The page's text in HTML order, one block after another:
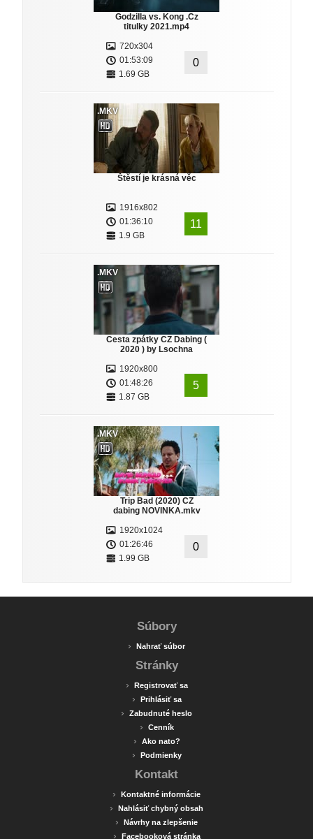
Godzilla vs. Kong .Cz
titulky 2021.mp4
720x304
01:53:09
1.69 GB
0
.MKV
Štěstí je krásná věc
1916x802
01:36:10
1.9 GB
11
.MKV
Cesta zpátky CZ Dabing (
2020 ) by Lsochna
1920x800
01:48:26
1.87 GB
5
.MKV
Trip Bad (2020) CZ
dabing NOVINKA.mkv
1920x1024
01:26:46
1.99 GB
0
Súbory
› Nahrať súbor
Stránky
› Registrovať sa
› Prihlásiť sa
› Zabudnuté heslo
› Cenník
› Ako nato?
› Podmienky
Kontakt
› Kontaktné informácie
› Nahlásiť chybný obsah
› Návrhy na zlepšenie
› Facebooková stránka